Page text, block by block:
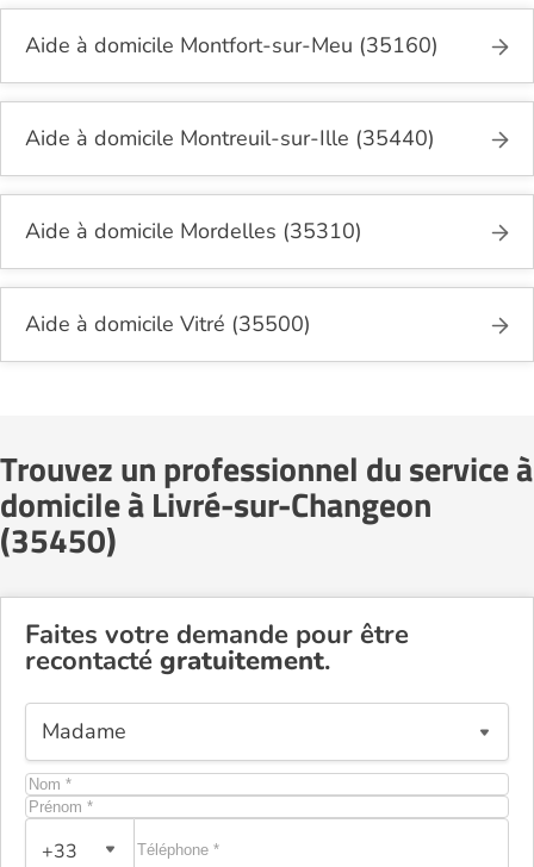
Aide à domicile Montfort-sur-Meu (35160)
Aide à domicile Montreuil-sur-Ille (35440)
Aide à domicile Mordelles (35310)
Aide à domicile Vitré (35500)
Trouvez un professionnel du service à
domicile à Livré-sur-Changeon
(35450)
Faites votre demande pour être
recontacté gratuitement.
+33